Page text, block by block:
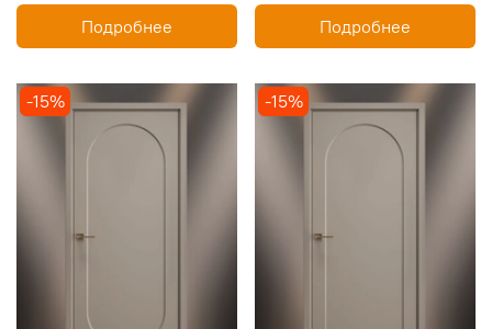
Подробнее
Подробнее
-15% -15%